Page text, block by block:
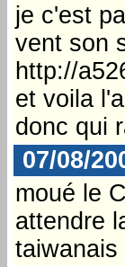
je c'est
vent son
http://
et voila
donc qui
07/08/
moué le
attendre
taiwanais